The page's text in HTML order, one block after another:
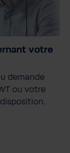
votre
demande
ou votre